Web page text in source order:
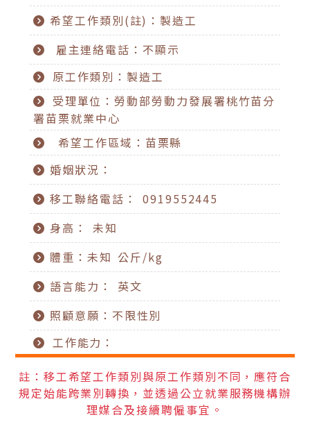
希望工作類別(註)：製造工
雇主連絡電話：不顯示
原工作類別：製造工
受理單位：勞動部勞動力發展署桃竹苗分
署苗栗就業中心
希望工作區域：苗栗縣
婚姻狀況：
移工聯絡電話： 0919552445
身高： 未知
體重：未知 公斤/kg
語言能力： 英文
照顧意願：不限性別
工作能力：
註：移工希望工作類別與原工作類別不同，應符合
規定始能跨業別轉換，並透過公立就業服務機構辦
理媒合及接續聘僱事宜。